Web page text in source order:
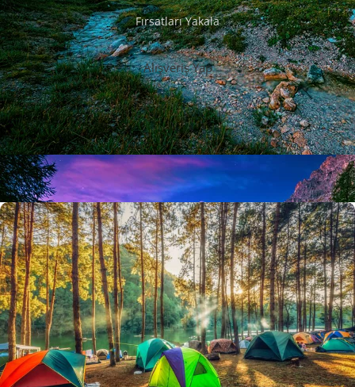
Fırsatları Yakala
Alışveriş Yap